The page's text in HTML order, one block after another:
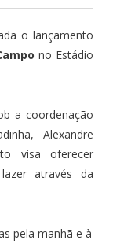
o lançamento
no Estádio
a coordenação
Alexandre
visa oferecer
através da
pela manhã e à